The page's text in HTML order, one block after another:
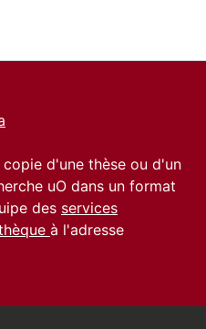
d'une thèse ou d'un
uO dans un format
des services
à l'adresse